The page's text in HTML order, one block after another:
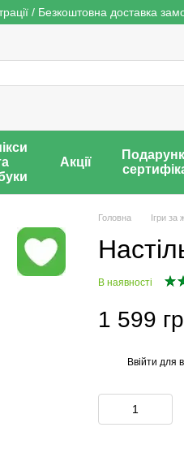
/ Безкоштовна доставка
Акції
Головна Ігри за
В наявності
1 599
Ввійти для